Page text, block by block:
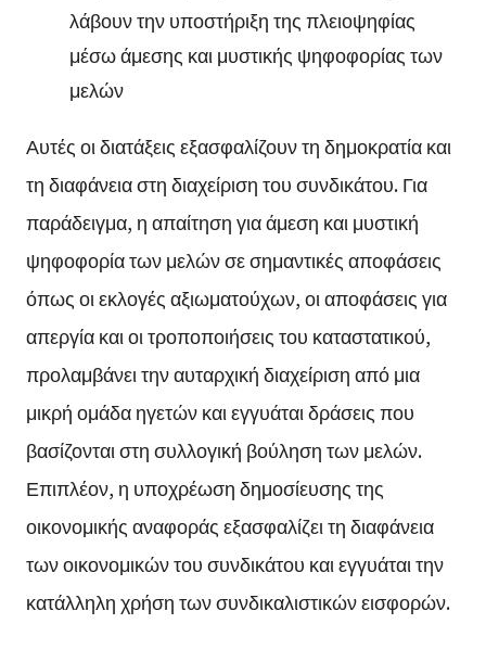
λάβουν την υποστήριξη της πλειοψηφίας
μέσω άμεσης και μυστικής ψηφοφορίας των
μελών
Αυτές οι διατάξεις εξασφαλίζουν τη δημοκρατία και
τη διαφάνεια στη διαχείριση του συνδικάτου. Για
παράδειγμα, η απαίτηση για άμεση και μυστική
ψηφοφορία των μελών σε σημαντικές αποφάσεις
όπως οι εκλογές αξιωματούχων, οι αποφάσεις για
απεργία και οι τροποποιήσεις του καταστατικού,
προλαμβάνει την αυταρχική διαχείριση από μια
μικρή ομάδα ηγετών και εγγυάται δράσεις που
βασίζονται στη συλλογική βούληση των μελών.
Επιπλέον, η υποχρέωση δημοσίευσης της
οικονομικής αναφοράς εξασφαλίζει τη διαφάνεια
των οικονομικών του συνδικάτου και εγγυάται την
κατάλληλη χρήση των συνδικαλιστικών εισφορών.